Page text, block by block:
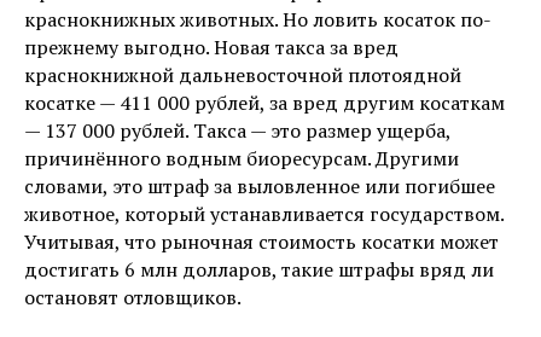
краснокнижных животных. Но ловить косаток по-
прежнему выгодно. Новая такса за вред
краснокнижной дальневосточной плотоядной
косатке — 411 000 рублей, за вред другим косаткам
— 137 000 рублей. Такса — это размер ущерба,
причинённого водным биоресурсам. Другими
словами, это штраф за выловленное или погибшее
животное, который устанавливается государством.
Учитывая, что рыночная стоимость косатки может
достигать 6 млн долларов, такие штрафы вряд ли
остановят отловщиков.